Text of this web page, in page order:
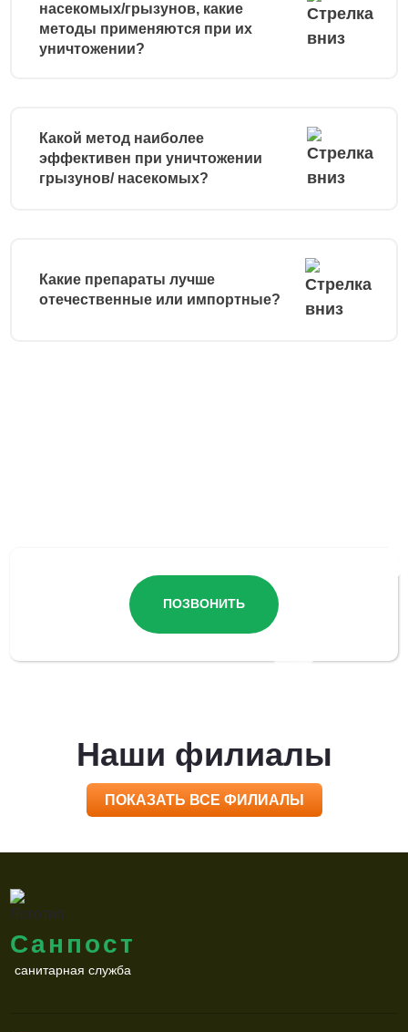
насекомых/грызунов, какие
методы применяются при их
уничтожении?
Какой метод наиболее
эффективен при уничтожении
грызунов/ насекомых?
Какие препараты лучше
отечественные или импортные?
ПОЗВОНИТЬ
Наши филиалы
ПОКАЗАТЬ ВСЕ ФИЛИАЛЫ
Санпост
санитарная служба